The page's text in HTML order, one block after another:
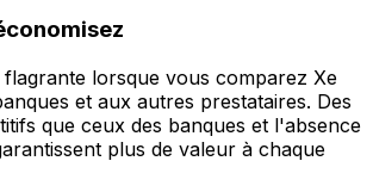
flagrante lorsque vous comparez Xe
et aux autres prestataires. Des
que ceux des banques et l'absence
plus de valeur à chaque